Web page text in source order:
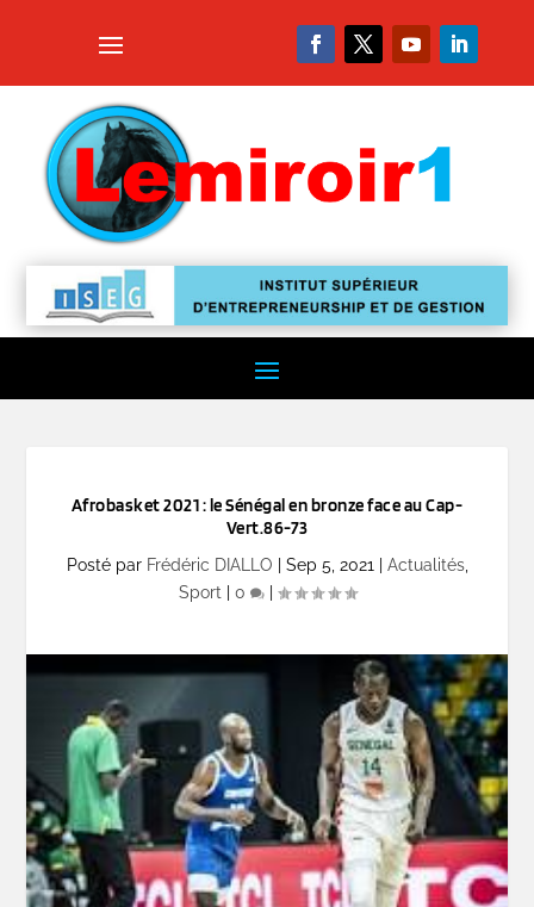
Afrobasket 2021 : le Sénégal en bronze face au Cap-
Vert.86-73
Posté par Frédéric DIALLO Sep 5, 2021 Actualités,
Sport
0 |